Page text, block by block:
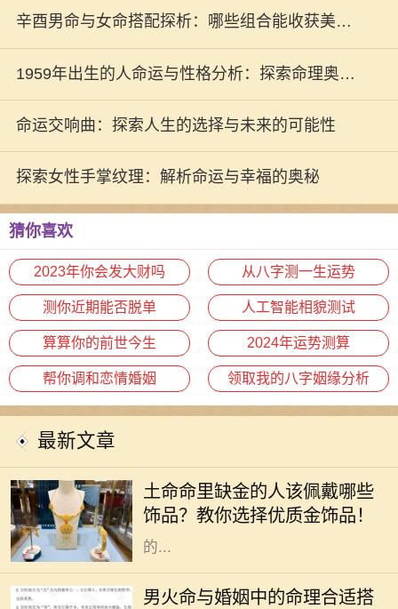
潜能
辛酉男命与女命搭配探析：哪些组合能收获美好
婚姻
1959年出生的人命运与性格分析：探索命理奥秘
之旅
命运交响曲：探索人生的选择与未来的可能性
探索女性手掌纹理：解析命运与幸福的奥秘
猜你喜欢
2023年你会发大财吗 从八字测一生运势
测你近期能否脱单 人工智能相貌测试
算算你的前世今生 2024年运势测算
帮你调和恋情婚姻 领取我的八字姻缘分析
最新文章
土命命里缺金的人该佩戴哪些
饰品？教你选择优质金饰品！
根于人们的生活与信仰之中。五行分
别是金、木、水、火、土，每一个人
的命理中都有其主导的元素。有些人
的...
男火命与婚姻中的命理合适搭
命理学在中国传统文化中占据着重要
的地位，尤其是在婚姻选择上。对于
男火命来说，选择合适的命理搭配非